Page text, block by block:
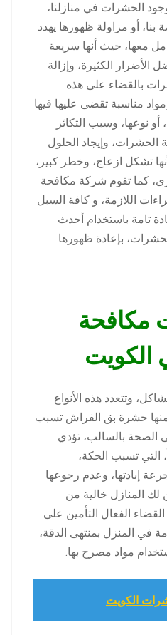
الحشرات في منازلنا،
بنا، أو مزاولة ظهورها يهدد
معها، حيث أنها سريعة
الأضرار الكثيرة، وإزالة
بالقضاء على هذه
مناسبة تقضى عليها فيها
نوعها، وسبب التكاثر
وإيجاد الحلول
تشكل ازعاج، وخطر كبير،
كما تقوم شركة مكافحة
اللازمة، و كافة السبل
تامة باستخدام أحدث
بإعادة ظهورها
مكافحة
الكويت
وتتعدد هذه الأنواع
حشرة بق الفراش تسبب
الصحة بالسالب، تؤدي
التي تسبب الحكة،
إبادتها، وعدم رجوعها
المنازل خالية من
الفعال التأمين على
في المنزل بمنتهى الدقة،
مواد مصرح بها.
الكويت